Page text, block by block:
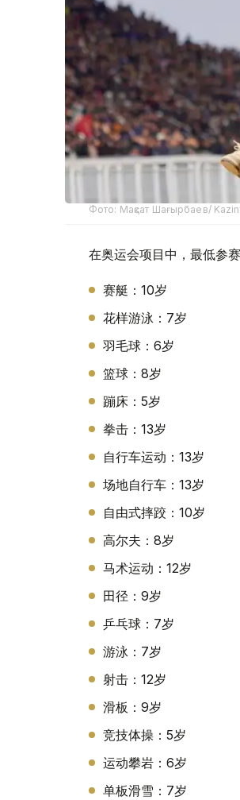
Фото: Мақсат Шағырбаев/
在奥运会项目中，最低参
赛艇：10岁
花样游泳：7岁
羽毛球：6岁
篮球：8岁
蹦床：5岁
拳击：13岁
自行车运动：13岁
场地自行车：13岁
自由式摔跤：10岁
高尔夫：8岁
马术运动：12岁
田径：9岁
乒乓球：7岁
游泳：7岁
射击：12岁
滑板：9岁
竞技体操：5岁
运动攀岩：6岁
单板滑雪：7岁